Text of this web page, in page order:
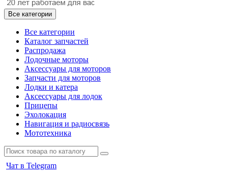
Все категории
Все категории
Каталог запчастей
Распродажа
Лодочные моторы
Аксессуары для моторов
Запчасти для моторов
Лодки и катера
Аксессуары для лодок
Прицепы
Эхолокация
Навигация и радиосвязь
Мототехника
Чат в Telegram